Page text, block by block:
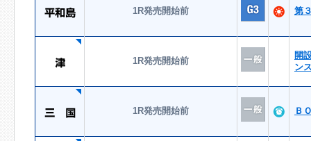
1R発売開始前 第
1R発売開始前
開
ン
1R発売開始前 Ｂ